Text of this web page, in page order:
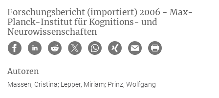
Forschungsbericht (importiert) 2006 - Max-
Planck-Institut für Kognitions- und
Neurowissenschaften
Autoren
Massen, Cristina; Lepper, Miriam; Prinz, Wolfgang